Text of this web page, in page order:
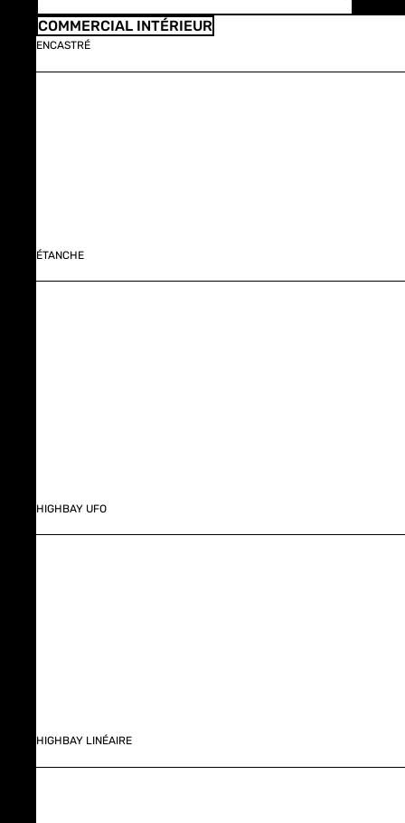
COMMERCIAL INTÉRIEUR
ENCASTRÉ
ÉTANCHE
HIGHBAY UFO
HIGHBAY LINÉAIRE